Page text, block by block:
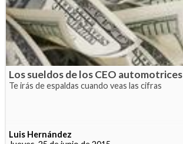
Los sueldos de los CEO automotrices
Te irás de espaldas cuando veas las cifras
Luis Hernández